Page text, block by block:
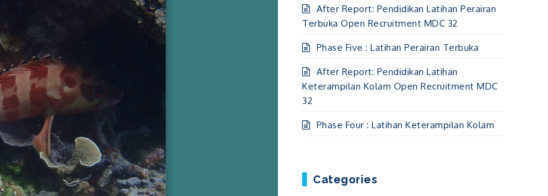
After Report: Pendidikan Latihan Perairan
Terbuka Open Recruitment MDC 32
Phase Five : Latihan Perairan Terbuka
After Report: Pendidikan Latihan
Keterampilan Kolam Open Recruitment MDC
32
Phase Four : Latihan Keterampilan Kolam
Categories